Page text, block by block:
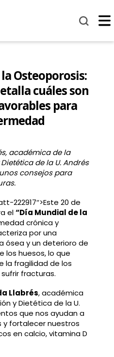
Osteoporosis:
cuáles son
para
académica de la
de la U. Andrés
consejos para
222917″>Este 20 de
el“Día Mundial de la
crónica y
por una
ósea y un deterioro de
los huesos, lo que
la fragilidad de los
fracturas.
Llabrés, académica
y Dietética de la U.
que nos ayudan a
y fortalecer nuestros
en calcio, vitamina D